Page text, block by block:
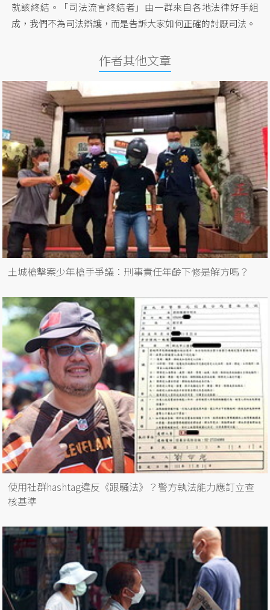
就該終結。「司法流言終結者」由一群來自各地法律好手組
成，我們不為司法辯護，而是告訴大家如何正確的討厭司法。
作者其他文章
土城槍擊案少年槍手爭議：刑事責任年齡下修是解方嗎？
使用社群hashtag違反《跟騷法》？警方執法能力應訂立查
核基準